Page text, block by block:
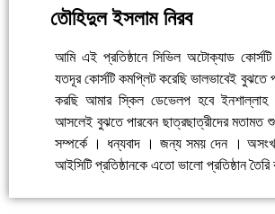
তৌহিদুল ইসলাম নিরব
আমি এই প্রতিষ্ঠানে সিভিল অটোক্যাড
যতদূর কোর্সটি কমপ্লিট করেছি ভালভাবেই
করছি আমার স্কিল ডেভেলপ হবে ইনশাল্লাহ
আসলেই বুঝতে পারবেন ছাত্রছাত্রীদের মতামত
সম্পর্কে । ধন্যবাদ । জন্য সময় দেন ।
আইসিটি প্রতিষ্ঠানকে এতো ভালো প্রতিষ্ঠান